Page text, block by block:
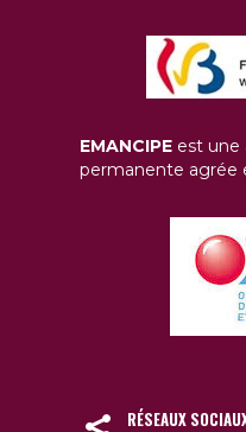
EMANCIPE est une
permanente agrée
RÉSEAUX